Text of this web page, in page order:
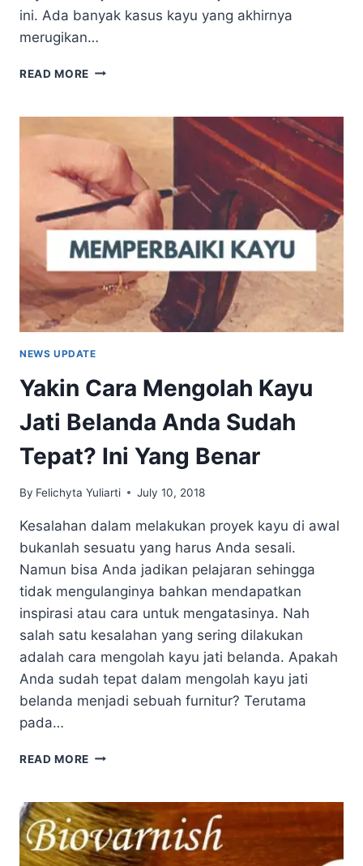
ini. Ada banyak kasus kayu yang akhirnya
merugikan…
READ MORE SAMA
CARA
MENCEGAH
MENYAMARKAN
NODA
BLUE
KAYU
NEWS UPDATE
Yakin Cara Mengolah Kayu
Jati Belanda Anda Sudah
Tepat? Ini Yang Benar
By Felichyta Yuliarti July 10, 2018
Kesalahan dalam melakukan proyek kayu di awal
bukanlah sesuatu yang harus Anda sesali.
Namun bisa Anda jadikan pelajaran sehingga
tidak mengulanginya bahkan mendapatkan
inspirasi atau cara untuk mengatasinya. Nah
salah satu kesalahan yang sering dilakukan
adalah cara mengolah kayu jati belanda. Apakah
Anda sudah tepat dalam mengolah kayu jati
belanda menjadi sebuah furnitur? Terutama
pada…
READ MORE YAKIN
KAYU
JATI
BELANDA
ANDA